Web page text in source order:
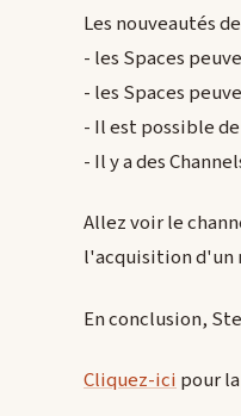
Les nouveautés
- les Spaces
- les Spaces
- Il est possible
- Il y a des
Allez voir le
l'acquisition d'un
En conclusion,
Cliquez-icipour